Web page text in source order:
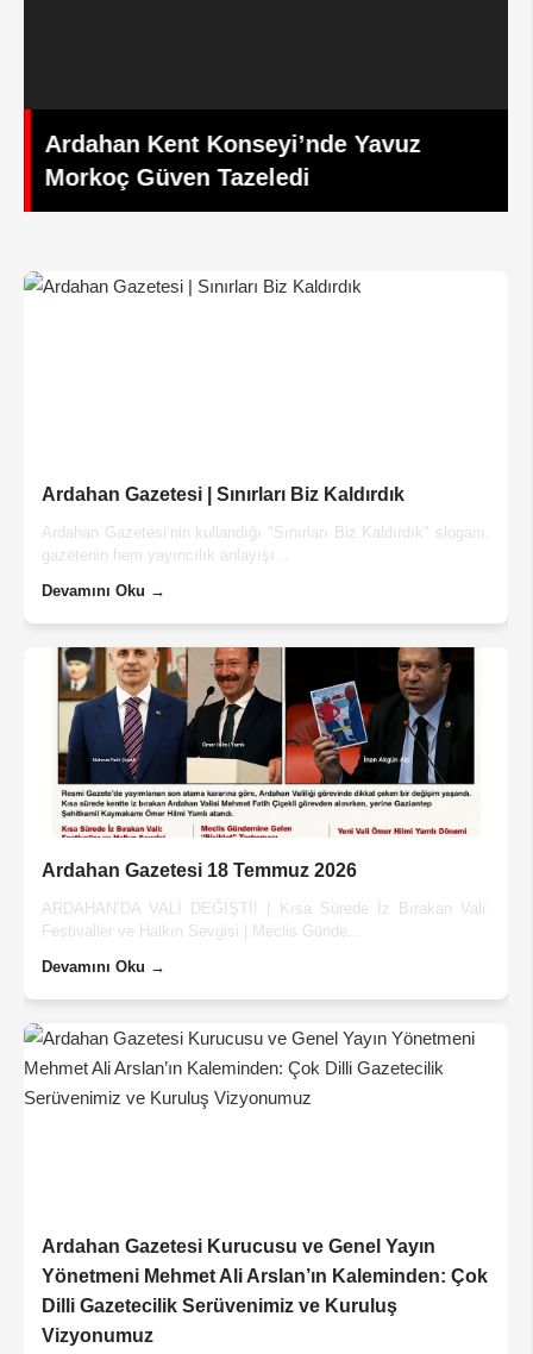
Ardahan Kent Konseyi’nde Yavuz
Morkoç Güven Tazeledi
Ardahan Gazetesi | Sınırları Biz Kaldırdık
Ardahan Gazetesi’nin kullandığı "Sınırları Biz Kaldırdık" sloganı,
gazetenin hem yayıncılık anlayışı...
Devamını Oku →
Ardahan Gazetesi 18 Temmuz 2026
ARDAHAN’DA VALİ DEĞİŞTİ! | Kısa Sürede İz Bırakan Vali:
Festivaller ve Halkın Sevgisi | Meclis Günde...
Devamını Oku →
Ardahan Gazetesi Kurucusu ve Genel Yayın
Yönetmeni Mehmet Ali Arslan’ın Kaleminden: Çok
Dilli Gazetecilik Serüvenimiz ve Kuruluş
Vizyonumuz